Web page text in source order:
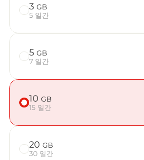
Billion
목적지
3 GB
5 일간
5 GB
7 일간
10 GB
15 일간
20 GB
30 일간